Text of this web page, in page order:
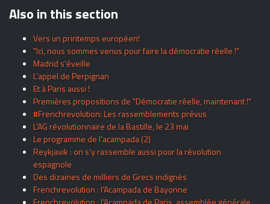
Also in this section
Vers un printemps européen!
"Ici, nous sommes venus pour faire la démocratie réelle !"
Madrid s’éveille
L’appel de Perpignan
Et à Paris aussi !
Premières propositions de "Démocratie réelle, maintenant !"
#Frenchrevolution: Les rassemblements prévus
L’AG révolutionnaire de la Bastille, le 23 mai
Le programme de l’acampada (2)
Reykjavik : on s’y rassemble aussi pour la révolution
espagnole
Des dizaines de milliers de Grecs indignés
Frenchrevolution : l’Acampada de Bayonne